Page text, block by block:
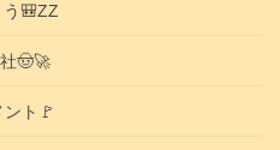
🎒ZZ
🤠🚀
ト🚩